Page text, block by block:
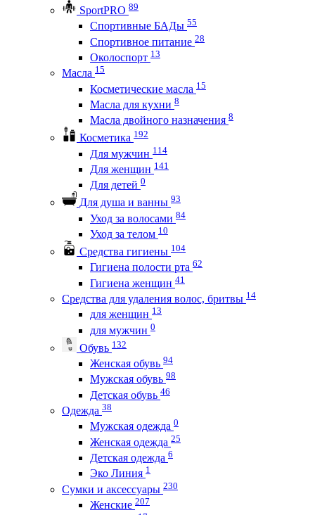
SportPRO 89
Спортивные БАДы 55
Спортивное питание 28
Околоспорт 13
Масла 15
Косметические масла 15
Масла для кухни 8
Масла двойного назначения 8
Косметика 192
Для мужчин 114
Для женщин 141
Для детей 0
Для душа и ванны 93
Уход за волосами 84
Уход за телом 10
Средства гигиены 104
Гигиена полости рта 62
Гигиена женщин 41
Средства для удаления волос, бритвы 14
для женщин 13
для мужчин 0
Обувь 132
Женская обувь 94
Мужская обувь 98
Детская обувь 46
Одежда 38
Мужская одежда 0
Женская одежда 25
Детская одежда 6
Эко Линия 1
Сумки и аксессуары 230
Женские 207